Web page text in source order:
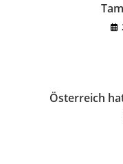
Österreich